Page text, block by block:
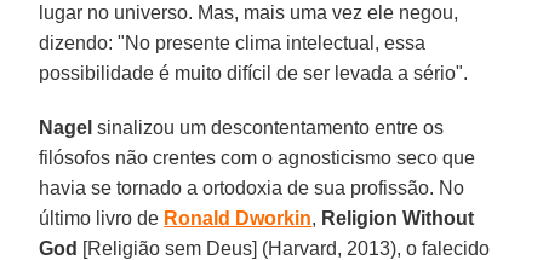
lugar no universo. Mas, mais uma vez ele negou,
dizendo: "No presente clima intelectual, essa
possibilidade é muito difícil de ser levada a sério".
Nagel sinalizou um descontentamento entre os
filósofos não crentes com o agnosticismo seco que
havia se tornado a ortodoxia de sua profissão. No
último livro de Ronald Dworkin, Religion Without
God [Religião sem Deus] (Harvard, 2013), o falecido